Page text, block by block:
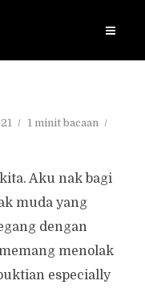
1 minit bacaan
Aku nak bagi
muda yang
dengan
menolak
especially